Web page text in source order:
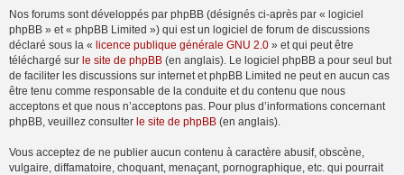
Nos forums sont développés par phpBB (désignés ci-après par « logiciel
phpBB » et « phpBB Limited ») qui est un logiciel de forum de discussions
déclaré sous la « licence publique générale GNU 2.0 » et qui peut être
téléchargé sur le site de phpBB (en anglais). Le logiciel phpBB a pour seul but
de faciliter les discussions sur internet et phpBB Limited ne peut en aucun cas
être tenu comme responsable de la conduite et du contenu que nous
acceptons et que nous n’acceptons pas. Pour plus d’informations concernant
phpBB, veuillez consulter le site de phpBB (en anglais).
Vous acceptez de ne publier aucun contenu à caractère abusif, obscène,
vulgaire, diffamatoire, choquant, menaçant, pornographique, etc. qui pourrait